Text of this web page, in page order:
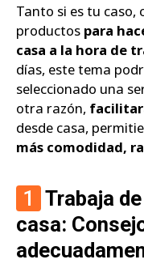
Tanto si es tu caso,
productos para
casa a la hora de
días, este tema
seleccionado una
otra razón,
desde casa,
más comodidad,
1 Trabaja
casa: